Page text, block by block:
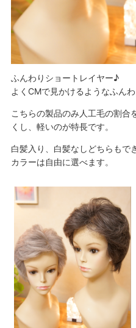
ふんわりショートレイヤー♪
よくCMで見かけるようなふん
こちらの製品のみ人工毛の割合
くし、軽いのが特長です。
白髪入り、白髪なしどちらもで
カラーは自由に選べます。